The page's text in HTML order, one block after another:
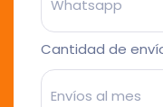
Cantidad de